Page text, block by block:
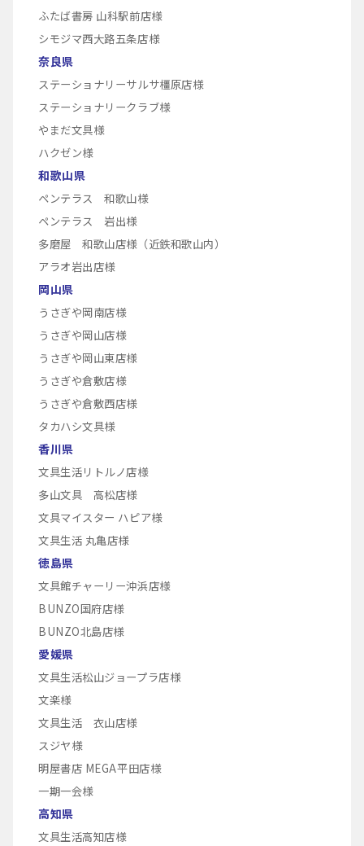
ふたば書房 山科駅前店様
シモジマ西大路五条店様
奈良県
ステーショナリーサルサ橿原店様
ステーショナリークラブ様
やまだ文具様
ハクゼン様
和歌山県
ペンテラス 和歌山様
ペンテラス 岩出様
多磨屋 和歌山店様（近鉄和歌山内）
アラオ岩出店様
岡山県
うさぎや岡南店様
うさぎや岡山店様
うさぎや岡山東店様
うさぎや倉敷店様
うさぎや倉敷西店様
タカハシ文具様
香川県
文具生活リトルノ店様
多山文具 高松店様
文具マイスター ハピア様
文具生活 丸亀店様
徳島県
文具館チャーリー沖浜店様
BUNZO国府店様
BUNZO北島店様
愛媛県
文具生活松山ジョープラ店様
文楽様
文具生活 衣山店様
スジヤ様
明屋書店 MEGA平田店様
一期一会様
高知県
文具生活高知店様